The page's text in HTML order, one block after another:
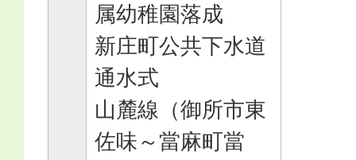
属幼稚園落成
新庄町公共下水道
通水式
山麓線（御所市東
佐味～當麻町當